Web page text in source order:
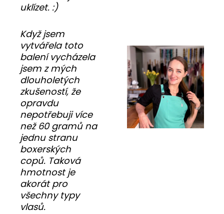
uklízet. :)
Když jsem
vytvářela toto
balení vycházela
jsem z mých
dlouholetých
zkušeností, že
opravdu
nepotřebuji více
než 60 gramů na
jednu stranu
boxerských
copů. Taková
hmotnost je
akorát pro
všechny typy
vlasů.